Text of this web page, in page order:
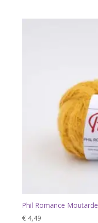
Phil Romance
€4,49